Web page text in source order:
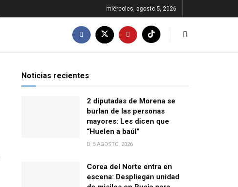
miércoles, agosto 5, 2026
Noticias recientes
2 diputadas de Morena se
burlan de las personas
mayores: Les dicen que
“Huelen a baúl”
5 AGOSTO, 2026
Corea del Norte entra en
escena: Despliegan unidad